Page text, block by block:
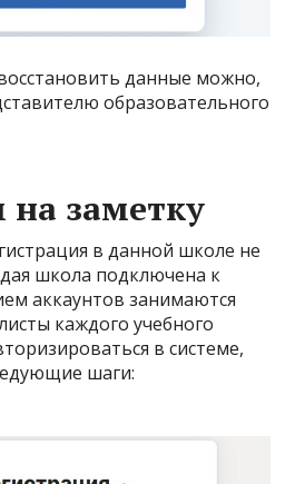
данные можно,
образовательного
на заметку
в данной школе не
школа подключена к
аккаунтов занимаются
каждого учебного
в системе,
шаги: